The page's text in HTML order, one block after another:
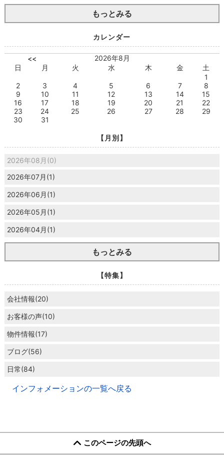
もっとみる
カレンダー
<<
2026年8月
日
月 火 水 木 金
土
1
2
3 4 5 6 7
8
9
10 11 12 13 14
15
16
17 18 19 20 21
22
23
24 25 26 27 28
29
30
31
【月別】
2026年08月(0)
2026年07月(1)
2026年06月(1)
2026年05月(1)
2026年04月(1)
もっとみる
【特集】
会社情報(20)
お客様の声(10)
物件情報(17)
ブログ(56)
日常(84)
インフォメーションの一覧へ戻る
このページの先頭へ